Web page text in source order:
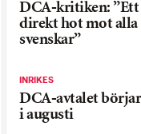
DCA-kritiken: ”Ett
direkt hot mot alla
svenskar”
INRIKES
DCA-avtalet
i augusti